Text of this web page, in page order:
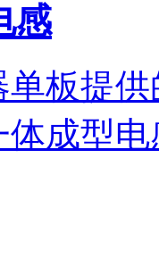
感
板提
体成型电